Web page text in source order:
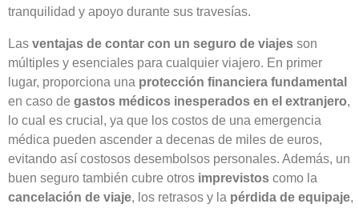
tranquilidad y apoyo durante sus travesías.
Las ventajas de contar con un seguro de viajes son
múltiples y esenciales para cualquier viajero. En primer
lugar, proporciona una protección financiera fundamental
en caso de gastos médicos inesperados en el extranjero,
lo cual es crucial, ya que los costos de una emergencia
médica pueden ascender a decenas de miles de euros,
evitando así costosos desembolsos personales. Además, un
buen seguro también cubre otros imprevistos como la
cancelación de viaje, los retrasos y la pérdida de equipaje,